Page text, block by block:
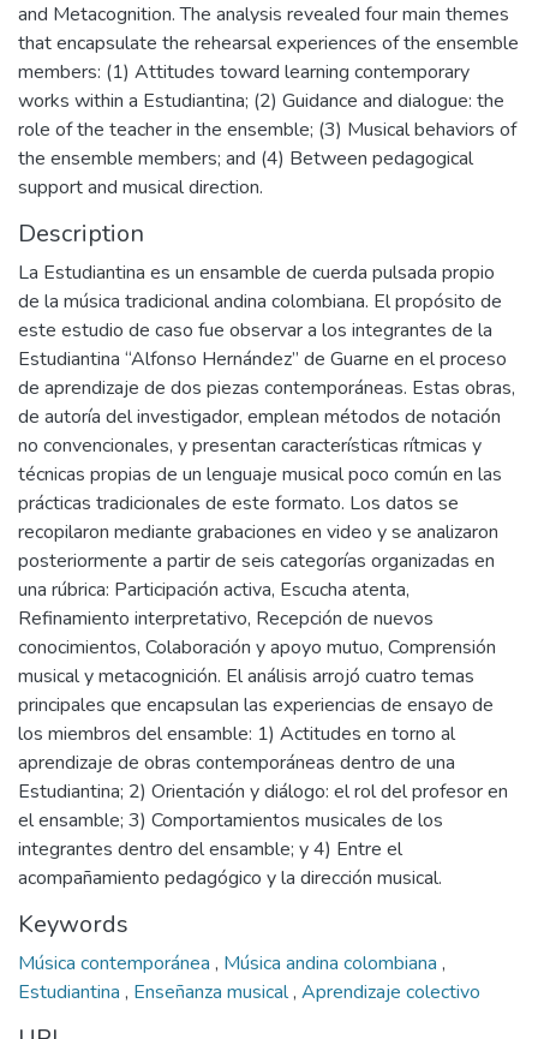
and Metacognition. The analysis revealed four main themes
that encapsulate the rehearsal experiences of the ensemble
members: (1) Attitudes toward learning contemporary
works within a Estudiantina; (2) Guidance and dialogue: the
role of the teacher in the ensemble; (3) Musical behaviors of
the ensemble members; and (4) Between pedagogical
support and musical direction.
Description
La Estudiantina es un ensamble de cuerda pulsada propio
de la música tradicional andina colombiana. El propósito de
este estudio de caso fue observar a los integrantes de la
Estudiantina “Alfonso Hernández” de Guarne en el proceso
de aprendizaje de dos piezas contemporáneas. Estas obras,
de autoría del investigador, emplean métodos de notación
no convencionales, y presentan características rítmicas y
técnicas propias de un lenguaje musical poco común en las
prácticas tradicionales de este formato. Los datos se
recopilaron mediante grabaciones en video y se analizaron
posteriormente a partir de seis categorías organizadas en
una rúbrica: Participación activa, Escucha atenta,
Refinamiento interpretativo, Recepción de nuevos
conocimientos, Colaboración y apoyo mutuo, Comprensión
musical y metacognición. El análisis arrojó cuatro temas
principales que encapsulan las experiencias de ensayo de
los miembros del ensamble: 1) Actitudes en torno al
aprendizaje de obras contemporáneas dentro de una
Estudiantina; 2) Orientación y diálogo: el rol del profesor en
el ensamble; 3) Comportamientos musicales de los
integrantes dentro del ensamble; y 4) Entre el
acompañamiento pedagógico y la dirección musical.
Keywords
Música contemporánea , Música andina colombiana ,
Estudiantina , Enseñanza musical, Aprendizaje colectivo